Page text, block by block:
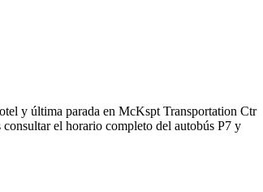
y última parada en McKspt Transportation Ctr
el horario completo del autobús P7 y